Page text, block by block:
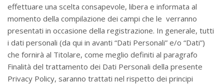
effettuare una scelta consapevole, libera e informata al
momento della compilazione dei campi che le verranno
presentati in occasione della registrazione. In generale, tutti
i dati personali (da qui in avanti “Dati Personali” e/o “Dati”)
che fornirà al Titolare, come meglio definiti al paragrafo
Finalità del trattamento dei Dati Personali della presente
Privacy Policy, saranno trattati nel rispetto dei principi